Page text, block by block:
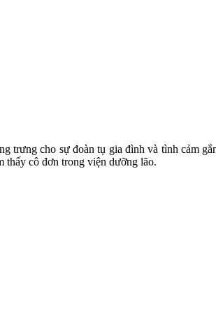
trưng cho sự đoàn tụ gia đình và tình cảm
thấy cô đơn trong viện dưỡng lão.